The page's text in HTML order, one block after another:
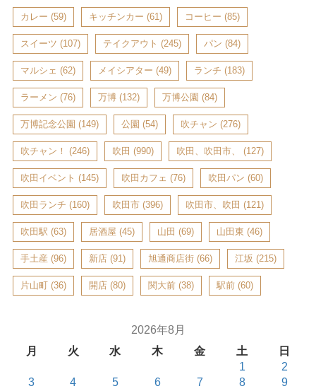
カレー (59) キッチンカー (61) コーヒー (85)
スイーツ (107) テイクアウト (245) パン (84)
マルシェ (62) メイシアター (49) ランチ (183)
ラーメン (76) 万博 (132) 万博公園 (84)
万博記念公園 (149) 公園 (54) 吹チャン (276)
吹チャン！ (246) 吹田 (990) 吹田、吹田市、 (127)
吹田イベント (145) 吹田カフェ (76) 吹田パン (60)
吹田ランチ (160) 吹田市 (396) 吹田市、吹田 (121)
吹田駅 (63) 居酒屋 (45) 山田 (69) 山田東 (46)
手土産 (96) 新店 (91) 旭通商店街 (66) 江坂 (215)
片山町 (36) 開店 (80) 関大前 (38) 駅前 (60)
2026年8月
月
火 水 木 金 土
日
1
2
3
4 5 6 7 8
9